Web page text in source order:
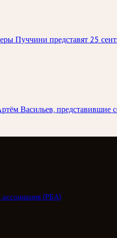
Пуччини представят 25
Васильев, представившие
ассоциация (РБА)